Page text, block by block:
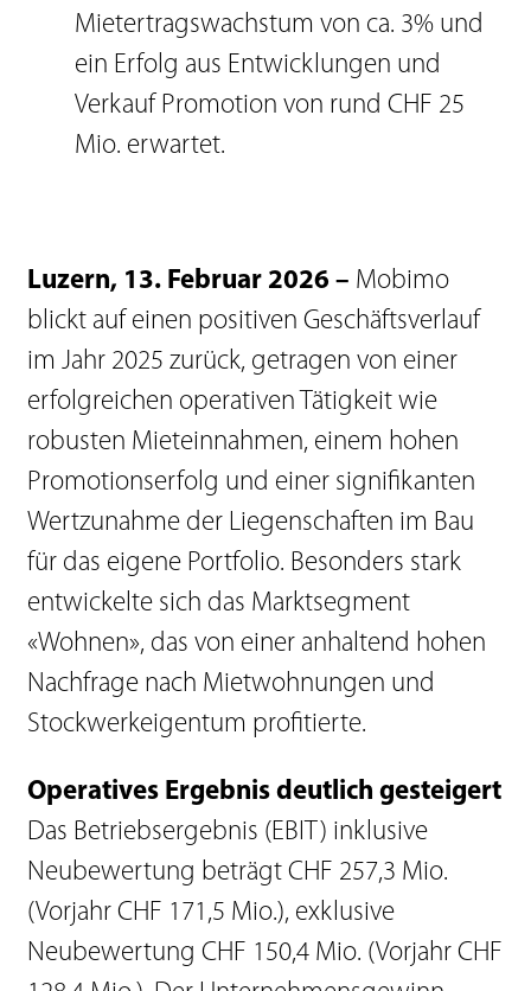
Mietertragswachstum von ca. 3% und
ein Erfolg aus Entwicklungen und
Verkauf Promotion von rund CHF 25
Mio. erwartet.
Luzern, 13. Februar 2026 – Mobimo
blickt auf einen positiven Geschäftsverlauf
im Jahr 2025 zurück, getragen von einer
erfolgreichen operativen Tätigkeit wie
robusten Mieteinnahmen, einem hohen
Promotionserfolg und einer signifikanten
Wertzunahme der Liegenschaften im Bau
für das eigene Portfolio. Besonders stark
entwickelte sich das Marktsegment
«Wohnen», das von einer anhaltend hohen
Nachfrage nach Mietwohnungen und
Stockwerkeigentum profitierte.
Operatives Ergebnis deutlich gesteigert
Das Betriebsergebnis (EBIT) inklusive
Neubewertung beträgt CHF 257,3 Mio.
(Vorjahr CHF 171,5 Mio.), exklusive
Neubewertung CHF 150,4 Mio. (Vorjahr CHF